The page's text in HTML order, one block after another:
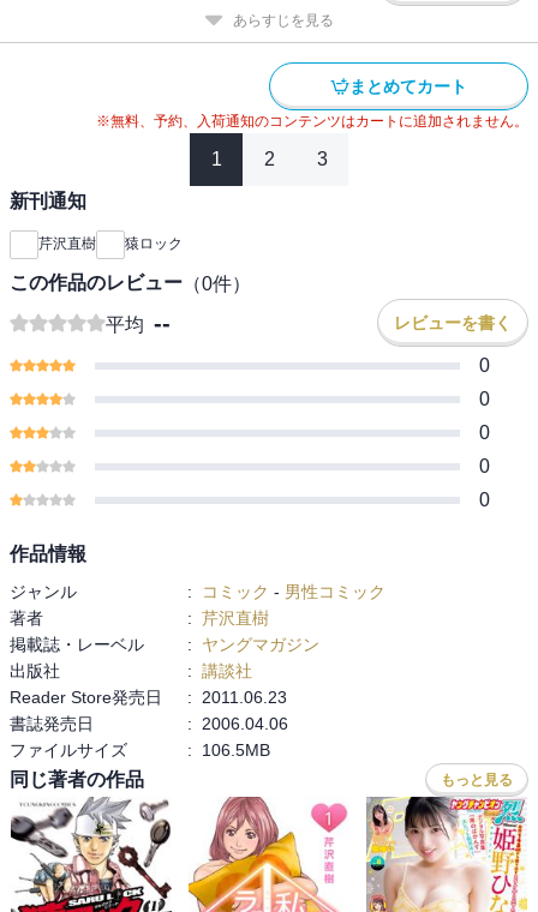
あらすじを見る
まとめてカート
※無料、予約、入荷通知のコンテンツはカートに追加されません。
1 2 3
新刊通知
芹沢直樹 猿ロック
この作品のレビュー （0件）
平均 -- レビューを書く
0
0
0
0
0
作品情報
ジャンル : コミック - 男性コミック
著者
: 芹沢直樹
掲載誌・レーベル
:
ヤングマガジン
出版社
: 講談社
Reader Store発売日
:
2011.06.23
書誌発売日
:
2006.04.06
ファイルサイズ
: 106.5MB
同じ著者の作品 もっと見る